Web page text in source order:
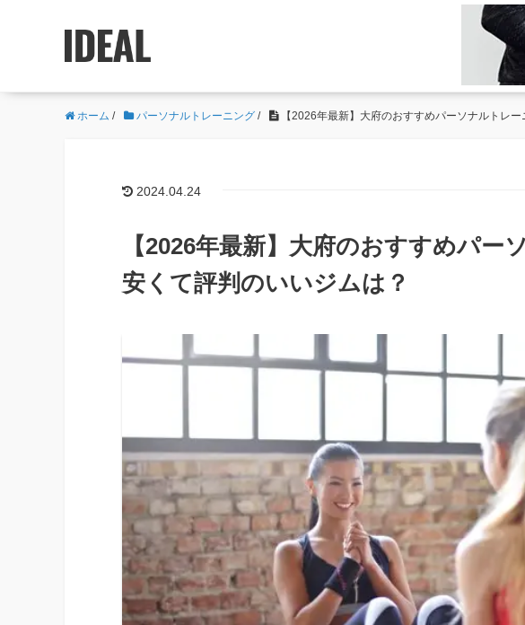
ホーム / パーソナルトレーニング / 【2026年最新】大府のおすすめパーソナルトレ
2024.04.24
【2026年最新】大府のおすすめパー
安くて評判のいいジムは？